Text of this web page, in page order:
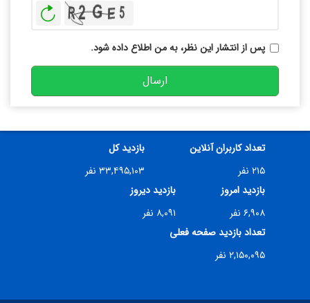
پس از انتشار این نظر، به من اطلاع داده شود.
ارسال
تعداد کاربران آنلاین
۲۱۵ نفر
بازدید کل
۳۳,۴۹۵,۱۰۳ نفر
بازدید امروز
۶,۹۰۸ نفر
بازدید دیروز
۸,۰۹۱ نفر
تعداد بازدید صفحه فعلی
۲,۱۵۰,۰۹۵ نفر